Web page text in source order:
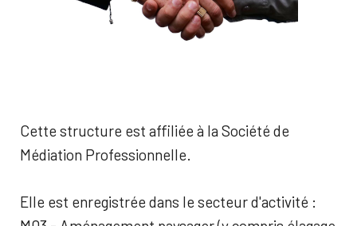
Cette structure est affiliée à la Société de
Médiation Professionnelle.
Elle est enregistrée dans le secteur d'activité :